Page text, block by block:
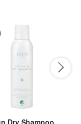
Dry Shampoo